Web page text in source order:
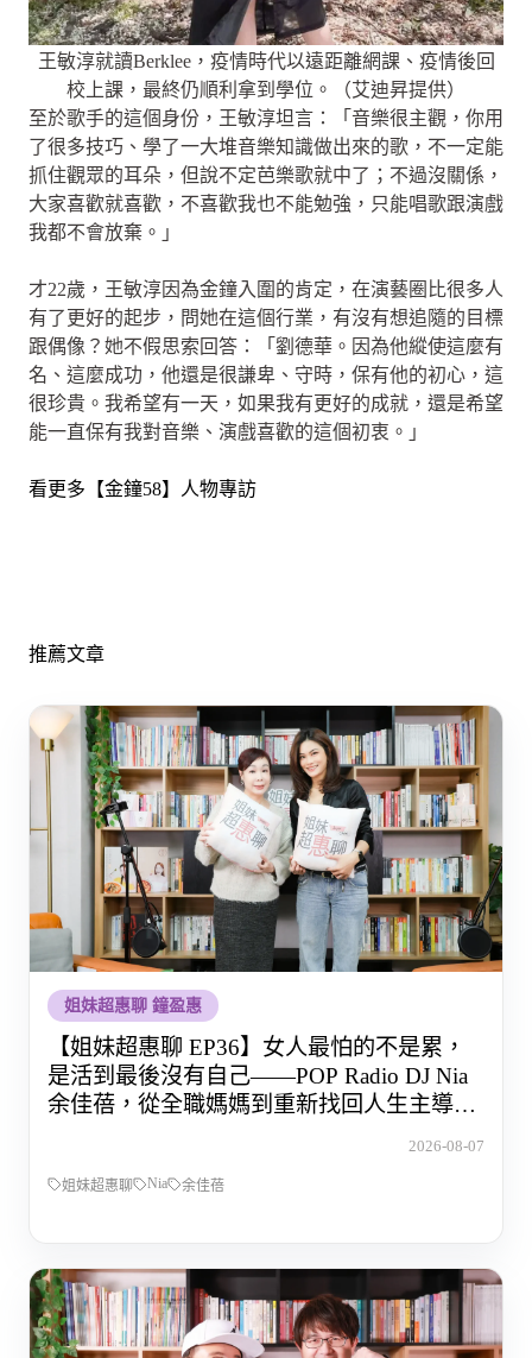
王敏淳就讀Berklee，疫情時代以遠距離網課、疫情後回
校上課，最終仍順利拿到學位。（艾迪昇提供）
至於歌手的這個身份，王敏淳坦言：「音樂很主觀，你用
了很多技巧、學了一大堆音樂知識做出來的歌，不一定能
抓住觀眾的耳朵，但說不定芭樂歌就中了；不過沒關係，
大家喜歡就喜歡，不喜歡我也不能勉強，只能唱歌跟演戲
我都不會放棄。」
才22歲，王敏淳因為金鐘入圍的肯定，在演藝圈比很多人
有了更好的起步，問她在這個行業，有沒有想追隨的目標
跟偶像？她不假思索回答：「劉德華。因為他縱使這麼有
名、這麼成功，他還是很謙卑、守時，保有他的初心，這
很珍貴。我希望有一天，如果我有更好的成就，還是希望
能一直保有我對音樂、演戲喜歡的這個初衷。」
看更多【金鐘58】人物專訪
推薦文章
姐妹超惠聊 鐘盈惠
【姐妹超惠聊 EP36】女人最怕的不是累，
是活到最後沒有自己——POP Radio DJ Nia
余佳蓓，從全職媽媽到重新找回人生主導權
2026-08-07
姐妹超惠聊 Nia 余佳蓓